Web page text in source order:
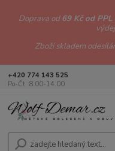
Doprava od69 Kč od PPL
Zboží skladem
+420 774 143 525
Po-Čt: 8.00-14.00